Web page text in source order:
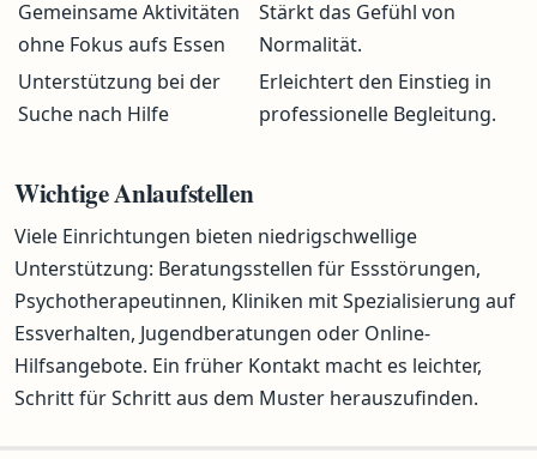
Gemeinsame Aktivitäten
ohne Fokus aufs Essen
Stärkt das Gefühl von
Normalität.
Unterstützung bei der
Suche nach Hilfe
Erleichtert den Einstieg in
professionelle Begleitung.
Wichtige Anlaufstellen
Viele Einrichtungen bieten niedrigschwellige
Unterstützung: Beratungsstellen für Essstörungen,
Psychotherapeutinnen, Kliniken mit Spezialisierung auf
Essverhalten, Jugendberatungen oder Online-
Hilfsangebote. Ein früher Kontakt macht es leichter,
Schritt für Schritt aus dem Muster herauszufinden.